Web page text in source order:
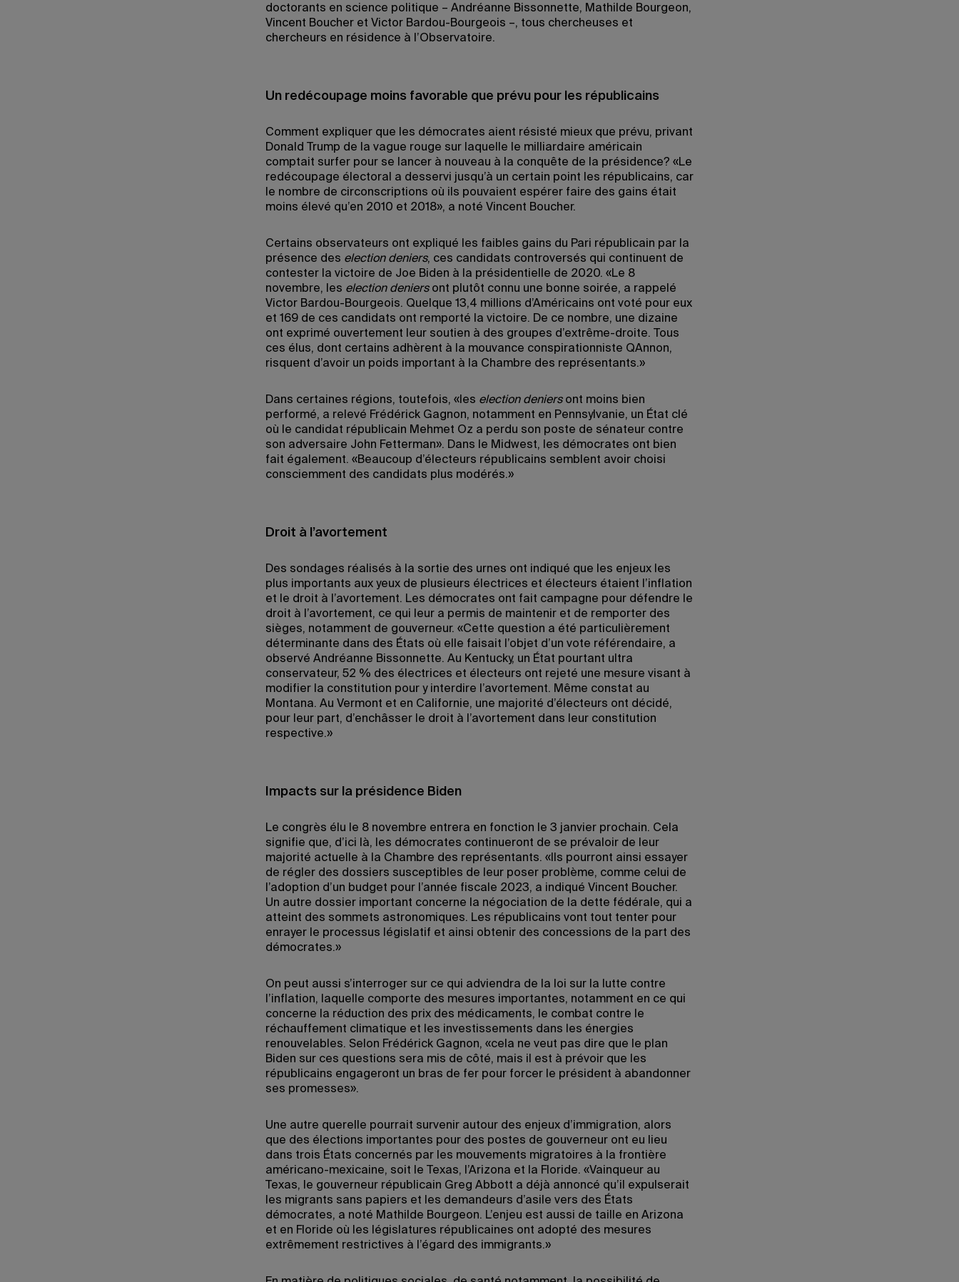
doctorants en science politique – Andréanne Bissonnette, Mathilde Bourgeon,
Vincent Boucher et Victor Bardou-Bourgeois –, tous chercheuses et
chercheurs en résidence à l’Observatoire.
Un redécoupage moins favorable que prévu pour les républicains
Comment expliquer que les démocrates aient résisté mieux que prévu, privant
Donald Trump de la vague rouge sur laquelle le milliardaire américain
comptait surfer pour se lancer à nouveau à la conquête de la présidence? «Le
redécoupage électoral a desservi jusqu’à un certain point les républicains, car
le nombre de circonscriptions où ils pouvaient espérer faire des gains était
moins élevé qu’en 2010 et 2018», a noté Vincent Boucher.
Certains observateurs ont expliqué les faibles gains du Pari républicain par la
présence des election deniers, ces candidats controversés qui continuent de
contester la victoire de Joe Biden à la présidentielle de 2020. «Le 8
novembre, les election deniers ont plutôt connu une bonne soirée, a rappelé
Victor Bardou-Bourgeois. Quelque 13,4 millions d’Américains ont voté pour eux
et 169 de ces candidats ont remporté la victoire. De ce nombre, une dizaine
ont exprimé ouvertement leur soutien à des groupes d’extrême-droite. Tous
ces élus, dont certains adhèrent à la mouvance conspirationniste QAnnon,
risquent d’avoir un poids important à la Chambre des représentants.»
Dans certaines régions, toutefois, «les election deniers ont moins bien
performé, a relevé Frédérick Gagnon, notamment en Pennsylvanie, un État clé
où le candidat républicain Mehmet Oz a perdu son poste de sénateur contre
son adversaire John Fetterman». Dans le Midwest, les démocrates ont bien
fait également. «Beaucoup d’électeurs républicains semblent avoir choisi
consciemment des candidats plus modérés.»
Droit à l’avortement
Des sondages réalisés à la sortie des urnes ont indiqué que les enjeux les
plus importants aux yeux de plusieurs électrices et électeurs étaient l’inflation
et le droit à l’avortement. Les démocrates ont fait campagne pour défendre le
droit à l’avortement, ce qui leur a permis de maintenir et de remporter des
sièges, notamment de gouverneur. «Cette question a été particulièrement
déterminante dans des États où elle faisait l’objet d’un vote référendaire, a
observé Andréanne Bissonnette. Au Kentucky, un État pourtant ultra
conservateur, 52 % des électrices et électeurs ont rejeté une mesure visant à
modifier la constitution pour y interdire l’avortement. Même constat au
Montana. Au Vermont et en Californie, une majorité d’électeurs ont décidé,
pour leur part, d’enchâsser le droit à l’avortement dans leur constitution
respective.»
Impacts sur la présidence Biden
Le congrès élu le 8 novembre entrera en fonction le 3 janvier prochain. Cela
signifie que, d’ici là, les démocrates continueront de se prévaloir de leur
majorité actuelle à la Chambre des représentants. «Ils pourront ainsi essayer
de régler des dossiers susceptibles de leur poser problème, comme celui de
l’adoption d’un budget pour l’année fiscale 2023, a indiqué Vincent Boucher.
Un autre dossier important concerne la négociation de la dette fédérale, qui a
atteint des sommets astronomiques. Les républicains vont tout tenter pour
enrayer le processus législatif et ainsi obtenir des concessions de la part des
démocrates.»
On peut aussi s’interroger sur ce qui adviendra de la loi sur la lutte contre
l’inflation, laquelle comporte des mesures importantes, notamment en ce qui
concerne la réduction des prix des médicaments, le combat contre le
réchauffement climatique et les investissements dans les énergies
renouvelables. Selon Frédérick Gagnon, «cela ne veut pas dire que le plan
Biden sur ces questions sera mis de côté, mais il est à prévoir que les
républicains engageront un bras de fer pour forcer le président à abandonner
ses promesses».
Une autre querelle pourrait survenir autour des enjeux d’immigration, alors
que des élections importantes pour des postes de gouverneur ont eu lieu
dans trois États concernés par les mouvements migratoires à la frontière
américano-mexicaine, soit le Texas, l’Arizona et la Floride. «Vainqueur au
Texas, le gouverneur républicain Greg Abbott a déjà annoncé qu’il expulserait
les migrants sans papiers et les demandeurs d’asile vers des États
démocrates, a noté Mathilde Bourgeon. L’enjeu est aussi de taille en Arizona
et en Floride où les législatures républicaines ont adopté des mesures
extrêmement restrictives à l’égard des immigrants.»